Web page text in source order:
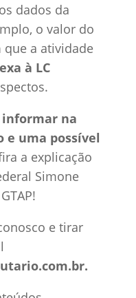
dados da
o valor do
a atividade
à LC
informar na
e uma possível
a explicação
Simone
e tirar